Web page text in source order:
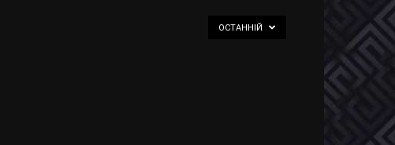
ОСТАННІЙ